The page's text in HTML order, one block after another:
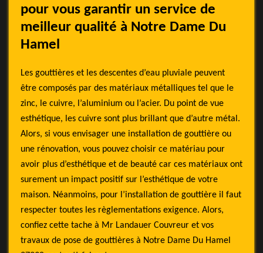
pour vous garantir un service de
meilleur qualité à Notre Dame Du
Hamel
Les gouttières et les descentes d’eau pluviale peuvent
être composés par des matériaux métalliques tel que le
zinc, le cuivre, l’aluminium ou l’acier. Du point de vue
esthétique, les cuivre sont plus brillant que d’autre métal.
Alors, si vous envisager une installation de gouttière ou
une rénovation, vous pouvez choisir ce matériau pour
avoir plus d’esthétique et de beauté car ces matériaux ont
surement un impact positif sur l’esthétique de votre
maison. Néanmoins, pour l’installation de gouttière il faut
respecter toutes les règlementations exigence. Alors,
confiez cette tache à Mr Landauer Couvreur et vos
travaux de pose de gouttières à Notre Dame Du Hamel